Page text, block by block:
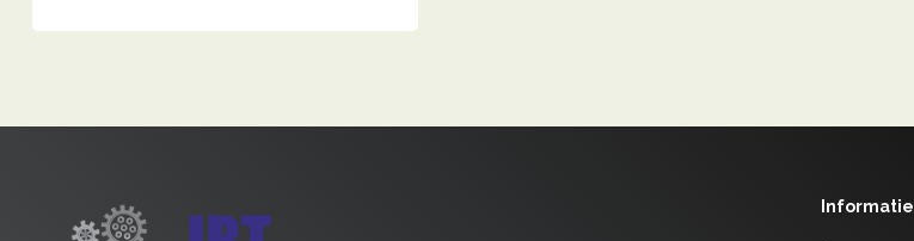
Informatie